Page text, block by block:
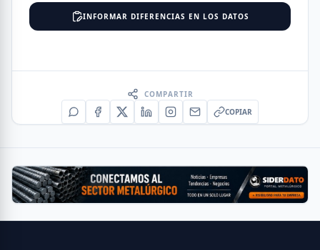
INFORMAR DIFERENCIAS EN LOS DATOS
COMPARTIR
COPIAR